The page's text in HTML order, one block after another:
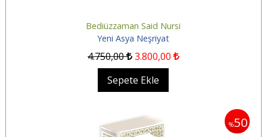
Bediüzzaman Said Nursi
Yeni Asya Neşriyat
4.750,00 3.800,00
Sepete Ekle
%50